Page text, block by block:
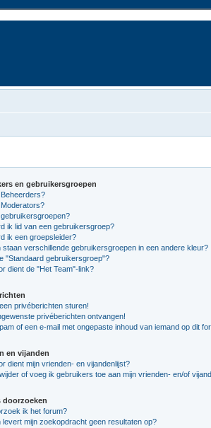
en gebruikersgroepen
ik lid van een gebruikersgroep?
ik een groepsleider?
staan verschillende gebruikersgroepen in een andere kleur?
"Standaard gebruikersgroep"?
dient de "Het Team"-link?
privéberichten sturen!
privéberichten ontvangen!
of een e-mail met ongepaste inhoud van iemand op dit
en vijanden
dient mijn vrienden- en vijandenlijst?
of voeg ik gebruikers toe aan mijn vrienden- en/of
doorzoeken
ik het forum?
levert mijn zoekopdracht geen resultaten op?